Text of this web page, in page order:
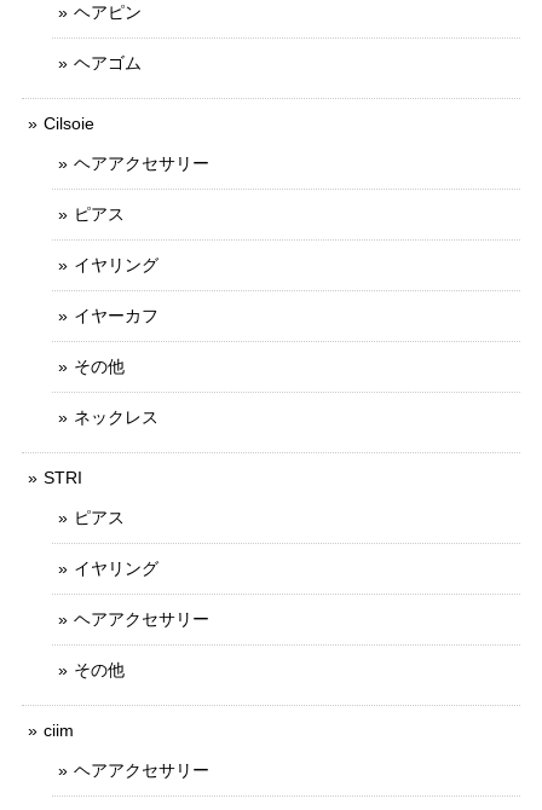
ヘアピン
ヘアゴム
Cilsoie
ヘアアクセサリー
ピアス
イヤリング
イヤーカフ
その他
ネックレス
STRI
ピアス
イヤリング
ヘアアクセサリー
その他
ciim
ヘアアクセサリー